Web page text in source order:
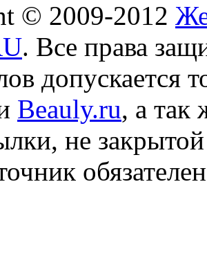
© 2009-2012
. Все права
допускается
Beauly.ru, а так
не